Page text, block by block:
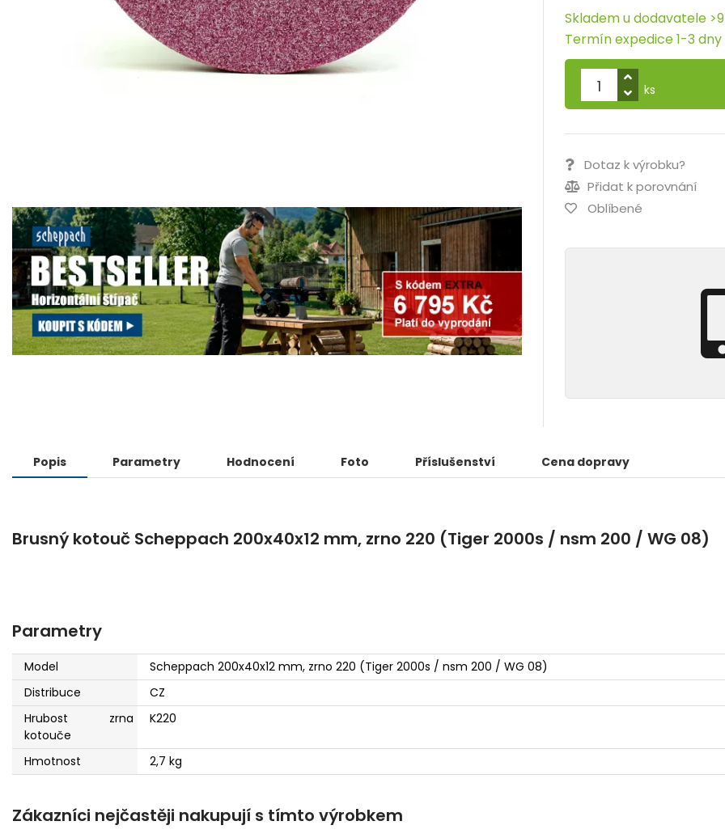
Skladem u dodavatele
Termín expedice 1-3 dny
ks
Dotaz k výrobku?
Přidat k porovnání
Oblíbené
Popis Parametry Hodnocení Foto Příslušenství Cena dopravy
Brusný kotouč Scheppach 200x40x12 mm, zrno 220 (Tiger 2000s / nsm 200 / WG 08)
Parametry
Model
Scheppach 200x40x12 mm, zrno 220 (Tiger 2000s / nsm 200 / WG 08)
Distribuce
CZ
Hrubost zrna
kotouče
K220
Hmotnost 2,7 kg
Zákazníci nejčastěji nakupují s tímto výrobkem